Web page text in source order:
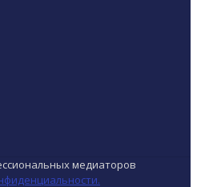
медиаторов